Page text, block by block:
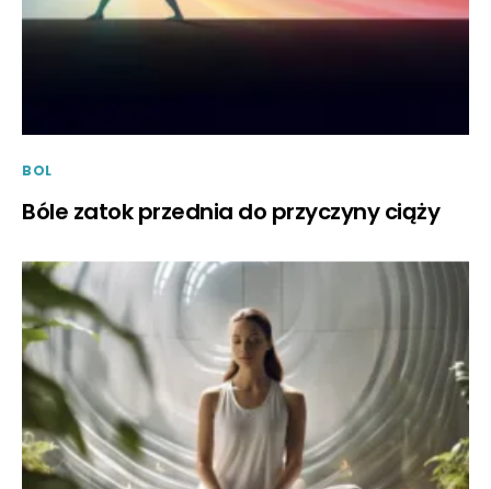
BOL
Bóle zatok przednia do przyczyny ciąży